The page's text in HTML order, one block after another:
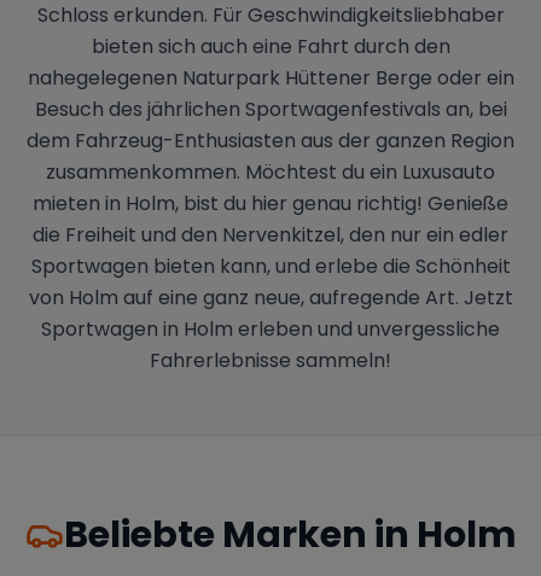
Schloss erkunden. Für Geschwindigkeitsliebhaber
bieten sich auch eine Fahrt durch den
nahegelegenen Naturpark Hüttener Berge oder ein
Besuch des jährlichen Sportwagenfestivals an, bei
dem Fahrzeug-Enthusiasten aus der ganzen Region
zusammenkommen. Möchtest du ein Luxusauto
mieten in Holm, bist du hier genau richtig! Genieße
die Freiheit und den Nervenkitzel, den nur ein edler
Sportwagen bieten kann, und erlebe die Schönheit
von Holm auf eine ganz neue, aufregende Art. Jetzt
Sportwagen in Holm erleben und unvergessliche
Fahrerlebnisse sammeln!
Beliebte Marken in Holm